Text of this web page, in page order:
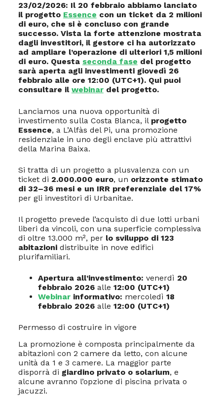
23/02/2026: Il 20 febbraio abbiamo lanciato
il progetto Essence con un ticket da 2 milioni
di euro, che si è concluso con grande
successo. Vista la forte attenzione mostrata
dagli investitori, il gestore ci ha autorizzato
ad ampliare l’operazione di ulteriori 1,5 milioni
di euro. Questa seconda fase del progetto
sarà aperta agli investimenti giovedì 26
febbraio alle ore 12:00 (UTC+1). Qui puoi
consultare il webinardel progetto.
Lanciamos una nuova opportunità di
investimento sulla Costa Blanca, il progetto
Essence, a L’Alfàs del Pi, una promozione
residenziale in uno degli enclave più attrattivi
della Marina Baixa.
Si tratta di un progetto a plusvalenza con un
ticket di 2.000.000 euro, un orizzonte stimato
di 32–36 mesi e un IRR preferenziale del 17%
per gli investitori di Urbanitae.
Il progetto prevede l’acquisto di due lotti urbani
liberi da vincoli, con una superficie complessiva
di oltre 13.000 m², per lo sviluppo di 123
abitazionidistribuite in nove edifici
plurifamiliari.
Apertura all’investimento: venerdì 20
febbraio 2026alle 12:00 (UTC+1)
Webinarinformativo: mercoledì 18
febbraio 2026alle 12:00 (UTC+1)
Permesso di costruire in vigore
La promozione è composta principalmente da
abitazioni con 2 camere da letto, con alcune
unità da 1 e 3 camere. La maggior parte
disporrà di giardino privato o solarium, e
alcune avranno l’opzione di piscina privata o
jacuzzi.